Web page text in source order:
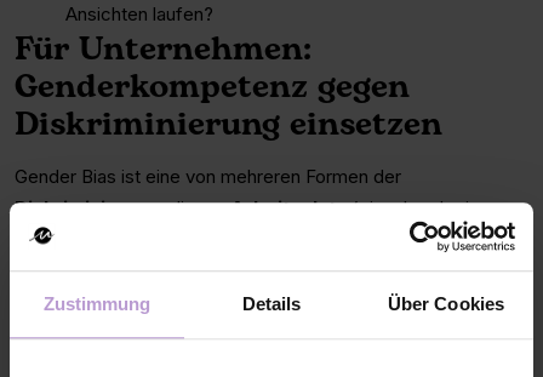
Zustimmung Details Über Cookies
Ansichten laufen?
Für Unternehmen:
Genderkompetenz gegen
Diskriminierung einsetzen
Gender Bias ist eine von mehreren Formen der
Diskriminierung, die amArbeitsplatz(einzeln oder in
Kombination) auftreten und Mitarbeitende belasten und
konkret benachteiligen können.Genderkompetenzauf
Führungs- und Personalentwicklungsebene ist hier eine
wesentliche Voraussetzung für ein